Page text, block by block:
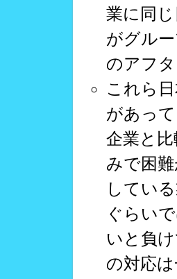
業に同
がグル
のアフ
これら
があっ
企業と
みで困
してい
ぐらい
いと負
の対応